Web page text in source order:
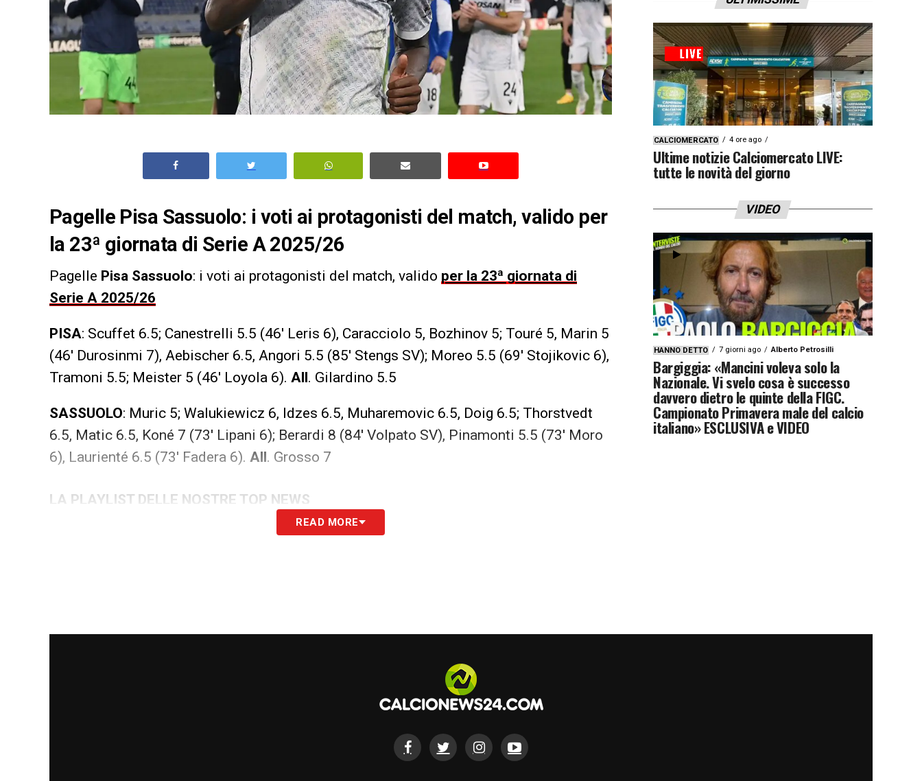
Pagelle Pisa Sassuolo: i voti ai protagonisti del match, valido per
la 23ª giornata di Serie A 2025/26
Pagelle Pisa Sassuolo: i voti ai protagonisti del match, valido per la 23ª giornata di
Serie A 2025/26
PISA: Scuffet 6.5; Canestrelli 5.5 (46′ Leris 6), Caracciolo 5, Bozhinov 5; Touré 5, Marin 5
(46′ Durosinmi 7), Aebischer 6.5, Angori 5.5 (85′ Stengs SV); Moreo 5.5 (69′ Stojikovic 6),
Tramoni 5.5; Meister 5 (46′ Loyola 6). All. Gilardino 5.5
SASSUOLO: Muric 5; Walukiewicz 6, Idzes 6.5, Muharemovic 6.5, Doig 6.5; Thorstvedt
6.5, Matic 6.5, Koné 7 (73′ Lipani 6); Berardi 8 (84′ Volpato SV), Pinamonti 5.5 (73′ Moro
6), Laurienté 6.5 (73′ Fadera 6). All. Grosso 7
LA PLAYLIST DELLE NOSTRE TOP NEWS
READ MORE
CALCIOMERCATO 4 ore ago
Ultime notizie Calciomercato LIVE:
tutte le novità del giorno
VIDEO
HANNO DETTO 7 giorni ago Alberto Petrosilli
Bargiggia: «Mancini voleva solo la
Nazionale. Vi svelo cosa è successo
davvero dietro le quinte della FIGC.
Campionato Primavera male del calcio
italiano» ESCLUSIVA e VIDEO